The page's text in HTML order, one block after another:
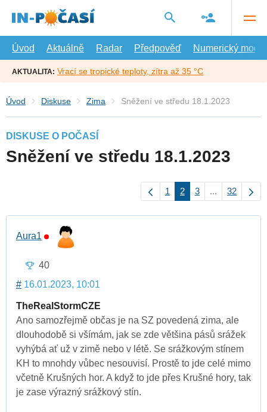
hlavní
Úvod
Aktuálně Radar Předpověď Numerický model
AKTUALITA: Vrací se tropické teploty, zítra až 35 °C
Úvod Diskuse Zima Sněžení ve středu 18.1.2023
DISKUSE O POČASÍ
Sněžení ve středu 18.1.2023
1 2 3 ... 32
Aura1
40
# 16.01.2023, 10:01
TheRealStormCZE
Ano samozřejmě občas je na SZ povedená zima, ale
dlouhodobě si všímám, jak se zde většina pásů srážek
vyhýbá ať už v zimě nebo v létě. Se srážkovým stínem
KH to mnohdy vůbec nesouvisí. Prostě to jde celé mimo
včetně Krušných hor. A když to jde přes Krušné hory, tak
je zase výrazný srážkový stín.